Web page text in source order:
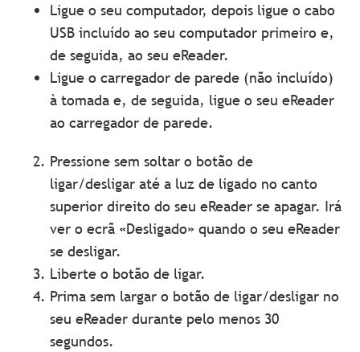
Ligue o seu computador, depois ligue o cabo
USB incluído ao seu computador primeiro e,
de seguida, ao seu eReader.
Ligue o carregador de parede (não incluído)
à tomada e, de seguida, ligue o seu eReader
ao carregador de parede.
Pressione sem soltar o botão de
ligar/desligar até a luz de ligado no canto
superior direito do seu eReader se apagar. Irá
ver o ecrã «Desligado» quando o seu eReader
se desligar.
Liberte o botão de ligar.
Prima sem largar o botão de ligar/desligar no
seu eReader durante pelo menos 30
segundos.